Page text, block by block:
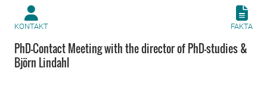
KONTAKT FAKTA
PhD-Contact Meeting with the director of PhD-studies &
Björn Lindahl